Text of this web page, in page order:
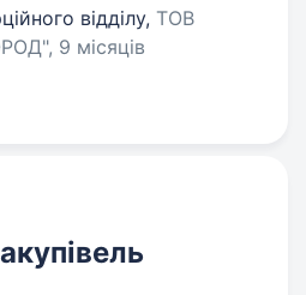
відділу, ТОВ
9 місяців